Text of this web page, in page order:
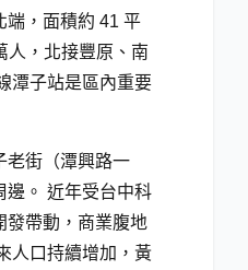
端，面積約 41 平
人，北接豐原、南
潭子站是區內重要
老街（潭興路一
邊。 近年受台中科
發帶動，商業腹地
人口持續增加，黃